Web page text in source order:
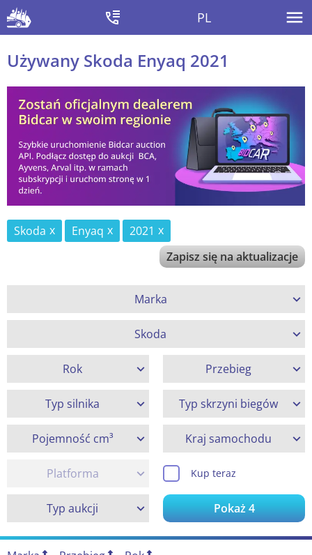
PL
Używany Skoda Enyaq 2021
Skoda Enyaq
2021
Zapisz się na aktualizacje
Marka
Skoda
Rok Przebieg
Typ silnika Typ skrzyni biegów
Pojemność cm³ Kraj samochodu
Platforma Kup teraz
Typ aukcji Pokaż4